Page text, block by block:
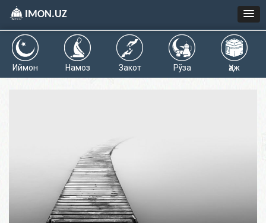
IMON.UZ
Иймон Намоз Закот Рўза Ҳаж